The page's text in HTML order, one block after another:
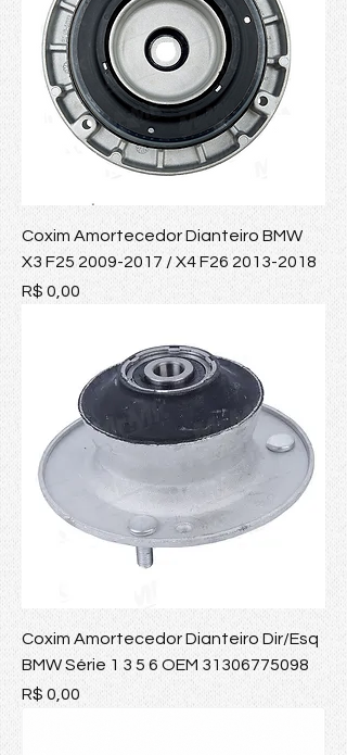
Coxim Amortecedor Dianteiro BMW
X3 F25 2009-2017 / X4 F26 2013-2018
Preço
R$ 0,00
Coxim Amortecedor Dianteiro Dir/Esq
BMW Série 1 3 5 6 OEM 31306775098
Preço
R$ 0,00